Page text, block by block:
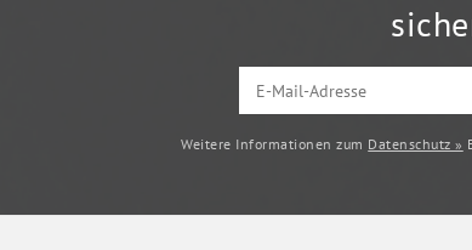
Weitere Informationen zum Datenschutz »